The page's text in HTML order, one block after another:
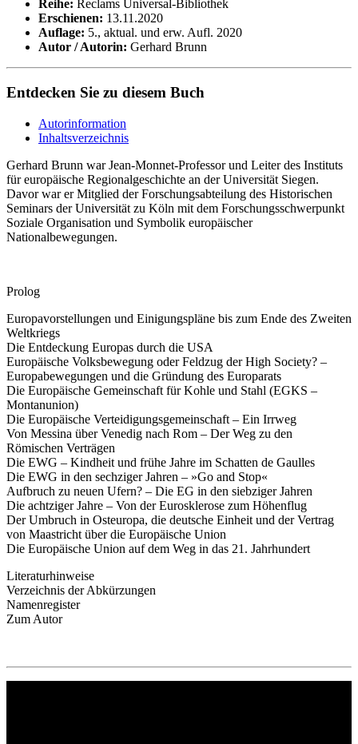
Reihe: Reclams Universal-Bibliothek
Erschienen: 13.11.2020
Auflage: 5., aktual. und erw. Aufl. 2020
Autor / Autorin: Gerhard Brunn
Entdecken Sie zu diesem Buch
Autorinformation
Inhaltsverzeichnis
Gerhard Brunn war Jean-Monnet-Professor und Leiter des Instituts
für europäische Regionalgeschichte an der Universität Siegen.
Davor war er Mitglied der Forschungsabteilung des Historischen
Seminars der Universität zu Köln mit dem Forschungsschwerpunkt
Soziale Organisation und Symbolik europäischer
Nationalbewegungen.
Prolog
Europavorstellungen und Einigungspläne bis zum Ende des Zweiten
Weltkriegs
Die Entdeckung Europas durch die USA
Europäische Volksbewegung oder Feldzug der High Society? –
Europabewegungen und die Gründung des Europarats
Die Europäische Gemeinschaft für Kohle und Stahl (EGKS –
Montanunion)
Die Europäische Verteidigungsgemeinschaft – Ein Irrweg
Von Messina über Venedig nach Rom – Der Weg zu den
Römischen Verträgen
Die EWG – Kindheit und frühe Jahre im Schatten de Gaulles
Die EWG in den sechziger Jahren – »Go and Stop«
Aufbruch zu neuen Ufern? – Die EG in den siebziger Jahren
Die achtziger Jahre – Von der Eurosklerose zum Höhenflug
Der Umbruch in Osteuropa, die deutsche Einheit und der Vertrag
von Maastricht über die Europäische Union
Die Europäische Union auf dem Weg in das 21. Jahrhundert
Literaturhinweise
Verzeichnis der Abkürzungen
Namenregister
Zum Autor